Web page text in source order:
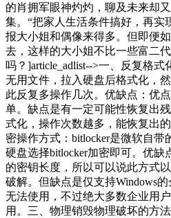
的肖拥军眼神灼灼，聊及未来却
集。“把家人生活条件搞好，再实
报大小姐和偶像来得多。但即便
去，这样的大小姐不比一些富二
吗？]article_adlist-->一、反复格
无用文件，拉入硬盘后格式化，
此反复多操作几次。优缺点：优
单。缺点是有一定可能性恢复出
式化，操作次数越多，能恢复出
密操作方式：bitlocker是微软自
硬盘选择bitlocker加密即可。优缺
的密钥长度，所以可以说此方式
破解。但缺点是仅支持Windows
无法使用，不过绝大多数企业用
用。三、物理销毁物理破坏的方